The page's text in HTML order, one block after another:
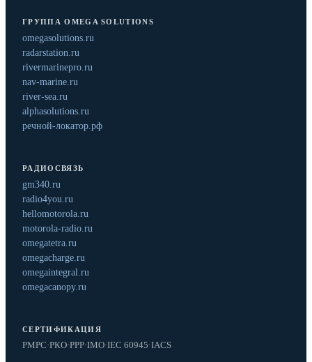
ГРУППА OMEGA SOLUTIONS
omegasolutions.ru
radarstation.ru
rivermarinepro.ru
nav-marine.ru
river-sea.ru
alphasolutions.ru
речной-локатор.рф
РАДИОСВЯЗЬ
gm340.ru
radio4you.ru
hellomotorola.ru
motorola-radio.ru
omegatetra.ru
omegacharge.ru
omegaintegral.ru
omegacanopy.ru
СЕРТИФИКАЦИЯ
РМРС·РКО·РРР·IMO·IEC 60945·IACS